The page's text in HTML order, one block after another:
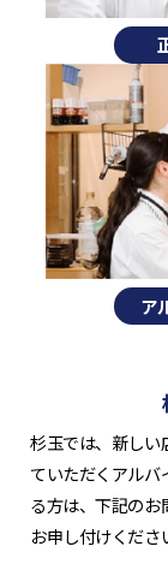
ア
杉玉では、新しい
ていただくアルバ
る方は、下記のお
お申し付けくださ